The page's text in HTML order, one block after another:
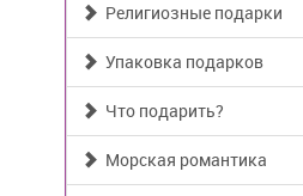
Религиозные подарки
Упаковка подарков
Что подарить?
Морская романтика